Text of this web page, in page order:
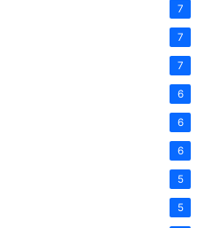
7
7
7
6
6
6
5
5